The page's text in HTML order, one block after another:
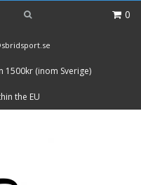
0
1500kr (inom Sverige)
the EU